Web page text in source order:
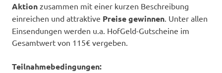
Aktion zusammen mit einer kurzen Beschreibung
einreichen und attraktive Preise gewinnen. Unter allen
Einsendungen werden u.a. HofGeld-Gutscheine im
Gesamtwert von 115€ vergeben.
Teilnahmebedingungen: